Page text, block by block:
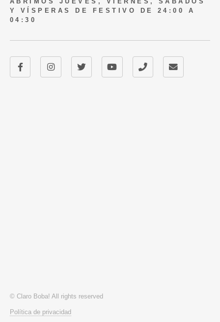
Y VÍSPERAS DE FESTIVO DE 24:00 A
04:30
© Claro Boba! All rights reserved
Política de privacidad